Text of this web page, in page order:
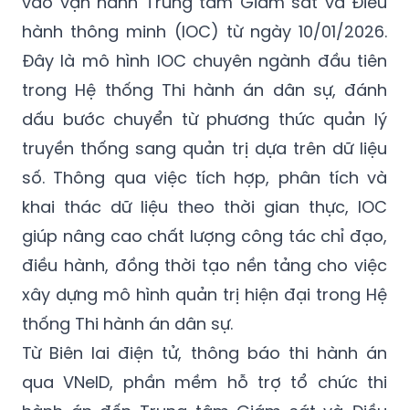
hành thông minh (IOC) từ ngày 10/01/2026.
Đây là mô hình IOC chuyên ngành đầu tiên
trong Hệ thống Thi hành án dân sự, đánh
dấu bước chuyển từ phương thức quản lý
truyền thống sang quản trị dựa trên dữ liệu
số. Thông qua việc tích hợp, phân tích và
khai thác dữ liệu theo thời gian thực, IOC
giúp nâng cao chất lượng công tác chỉ đạo,
điều hành, đồng thời tạo nền tảng cho việc
xây dựng mô hình quản trị hiện đại trong Hệ
thống Thi hành án dân sự.
Từ Biên lai điện tử, thông báo thi hành án
qua VNeID, phần mềm hỗ trợ tổ chức thi